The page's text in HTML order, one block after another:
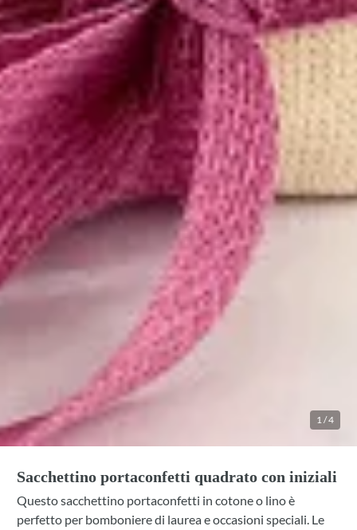
1 /4
Sacchettino portaconfetti quadrato con iniziali
Questo sacchettino portaconfetti in cotone o lino è
perfetto per bomboniere di laurea e occasioni speciali. Le